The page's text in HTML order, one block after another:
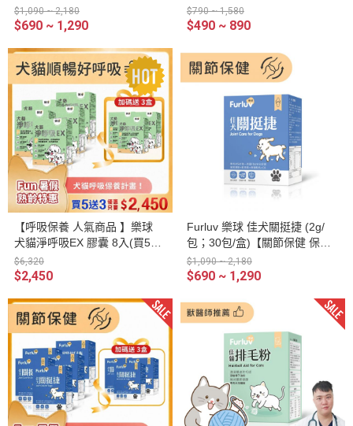
健】
$1,090 ~ 2,180
$690 ~ 1,290
$790 ~ 1,580
$490 ~ 890
【呼吸保養 人氣商品 】樂球
犬貓淨呼吸EX 膠囊 8入(買5送
3) (30粒/盒)
$6,320
$2,450
Furluv 樂球 佳犬關挺捷 (2g/
包；30包/盒)【關節保健 保持
敏捷活力】
$1,090 ~ 2,180
$690 ~ 1,290